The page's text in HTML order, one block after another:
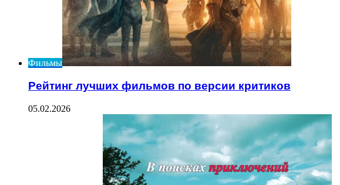
Фильмы
Рейтинг лучших фильмов по версии критиков
05.02.2026